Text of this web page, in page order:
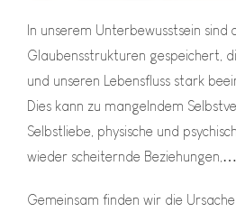
In unserem Unterbewusstsein
Glaubensstrukturen gespeichert,
und unseren Lebensfluss stark
Dies kann zu mangelndem
Selbstliebe, physische und
wieder scheiternde
Gemeinsam finden wir die